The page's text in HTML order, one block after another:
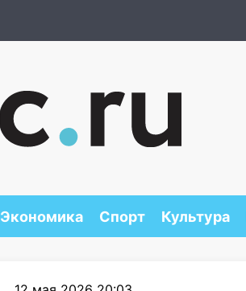
Экономика Спорт Культура